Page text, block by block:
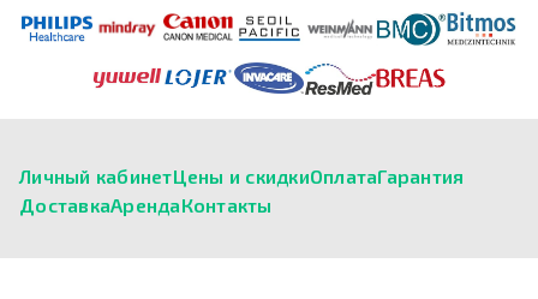
Личный кабинетЦены и скидкиОплатаГарантия
ДоставкаАрендаКонтакты